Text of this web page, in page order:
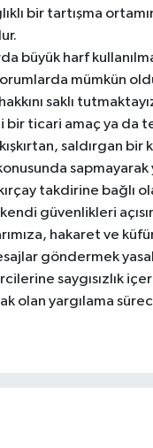
bir tartışma
büyük harf
mümkün
saklı
bir ticari amaç ya da
kışkırtan, saldırgan bir
sapmayarak
takdirine bağlı
güvenlikleri
hakaret ve
göndermek
saygısızlık
olan yargılama